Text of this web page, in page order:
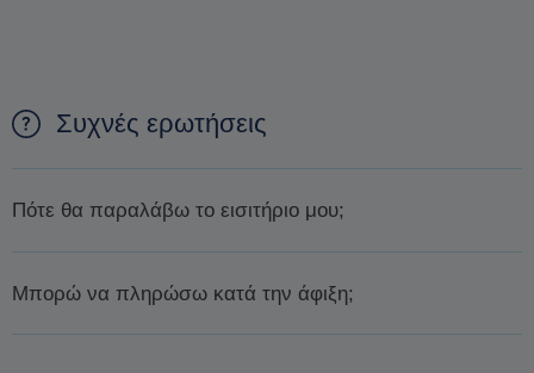
Συχνές ερωτήσεις
Πότε θα παραλάβω το εισιτήριο μου;
ή λιγότερο. Μόλις εξασφαλίσουμε τη διαθεσιμότητα, θα σας
Μπορώ να πληρώσω κατά την άφιξη;